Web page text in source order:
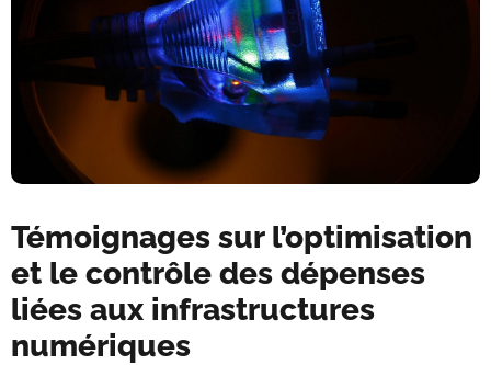
Témoignages sur l’optimisation
et le contrôle des dépenses
liées aux infrastructures
numériques